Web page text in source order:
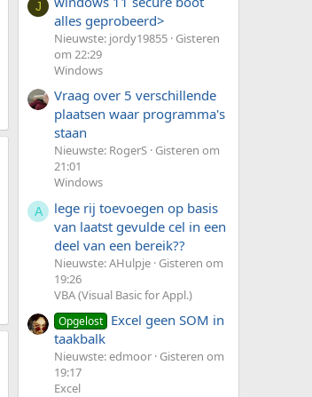
J
alles geprobeerd>
Nieuwste: jordy19855 Gisteren
om 22:29
Windows
Vraag over 5 verschillende
plaatsen waar programma's
staan
Nieuwste: RogerS Gisteren om
21:01
Windows
A
lege rij toevoegen op basis
van laatst gevulde cel in een
deel van een bereik??
Nieuwste: AHulpje Gisteren om
19:26
VBA (Visual Basic for Appl.)
Opgelost Excel geen SOM in
taakbalk
Nieuwste: edmoor Gisteren om
19:17
Excel